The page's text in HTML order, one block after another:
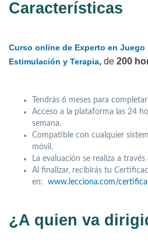
Características
Curso online de Experto en
Estimulación y Terapia, de 200
Tendrás 6 meses para
Acceso a la plataforma las 24
semana.
Compatible con cualquier
móvil.
La evaluación se realiza a
Al finalizar, recibirás tu
en: www.lecciona.com/
¿A quien va